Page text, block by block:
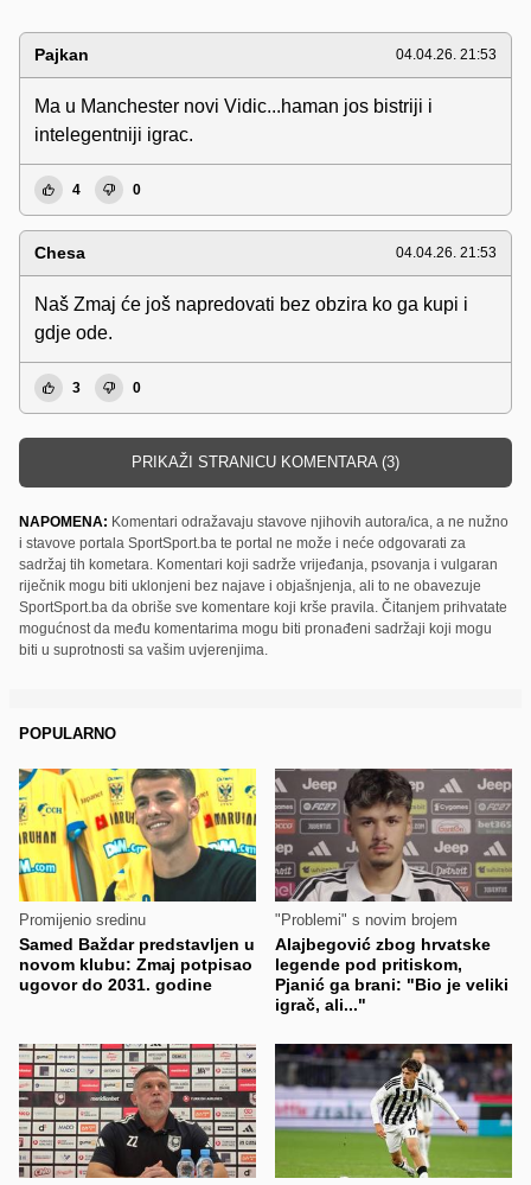
Pajkan 04.04.26. 21:53
Ma u Manchester novi Vidic...haman jos bistriji i
intelegentniji igrac.
4 0
Chesa 04.04.26. 21:53
Naš Zmaj će još napredovati bez obzira ko ga kupi i
gdje ode.
3 0
PRIKAŽI STRANICU KOMENTARA (3)
NAPOMENA: Komentari odražavaju stavove njihovih autora/ica, a ne nužno
i stavove portala SportSport.ba te portal ne može i neće odgovarati za
sadržaj tih kometara. Komentari koji sadrže vrijeđanja, psovanja i vulgaran
riječnik mogu biti uklonjeni bez najave i objašnjenja, ali to ne obavezuje
SportSport.ba da obriše sve komentare koji krše pravila. Čitanjem prihvatate
mogućnost da među komentarima mogu biti pronađeni sadržaji koji mogu
biti u suprotnosti sa vašim uvjerenjima.
POPULARNO
Promijenio sredinu
Samed Baždar predstavljen u
novom klubu: Zmaj potpisao
ugovor do 2031. godine
"Problemi" s novim brojem
Alajbegović zbog hrvatske
legende pod pritiskom,
Pjanić ga brani: "Bio je veliki
igrač, ali..."